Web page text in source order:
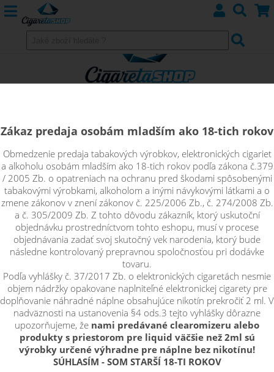
Video návody
Prostor proVideo návody
O nás
Kontakty
Obchodné podmienky
Zákaz predaja osobám mladším ako 18-tich rokov
Obmedzenie predaja tabakových výrobkov, elektronických cigariet
a alkoholu osobám mladším ako 18-tich rokov podľa zákona č.379
/ 2005 Zb. o opatreniach na ochranu pred škodami spôsobenými
tabakovými výrobkami, alkoholom a inými návykovými látkami a o
zmene zákonov v znení zákonov č. 225/2006 Zb., č. 274/2008 Zb.
a č. 305/2009 Zb. Z tohto dôvodu zákazník, ktorý uskutoční
objednávku prostredníctvom tohto eshopu, musí v procese
objednávania zadať svoj skutočný vek narodenia, ktorý bude
následne kontrolovaný prepravnou spoločnosťou pri dodávke
tovaru.
Podľa vyhlášky č. 37/2017 Zb. o elektronických cigaretách nesmie
objem nádržky opakovane naplniteľné elektronickej cigarety pre
doplňovanie náhradné náplne obsahujúce nikotín prekročiť 2 ml. V
nadväznosti na ustanovenia §4 ods.3 tejto vyhlášky dôrazne
upozorňujeme, že nami predávané clearomizeru alebo
produkty s priestorom pre liquid väčšie než 2ml sú
výrobky určené výhradne pre náplne bez nikotínu!
SÚHLASÍM - SOM STARŠÍ 18-TI ROKOV